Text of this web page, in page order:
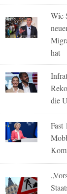
Wie
hat
die
Fast